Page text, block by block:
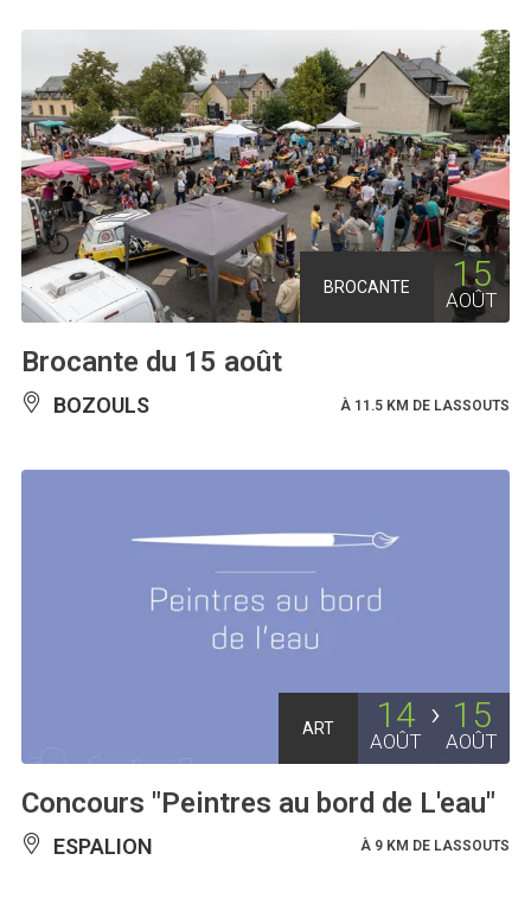
BROCANTE 15
AOÛT
Brocante du 15 août
BOZOULS À 11.5 KM DE LASSOUTS
ART 14
AOÛT
15
AOÛT
Concours "Peintres au bord de L'eau"
ESPALION À 9 KM DE LASSOUTS